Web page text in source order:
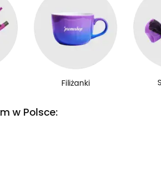
Filiżanki
w Polsce: